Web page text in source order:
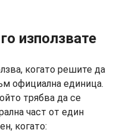
използвате
когато решите да
официална единица.
трябва да се
част от един
когато: